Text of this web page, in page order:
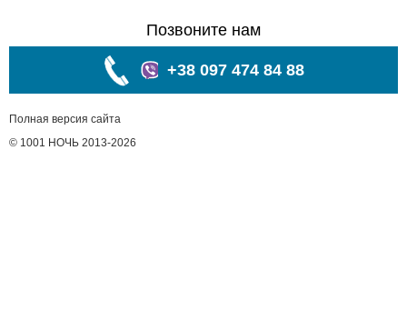
Позвоните нам
+38 097 474 84 88
Полная версия сайта
© 1001 НОЧЬ 2013-2026